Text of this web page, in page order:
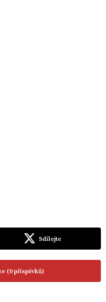
Sdílejte
(0 příspěvků)